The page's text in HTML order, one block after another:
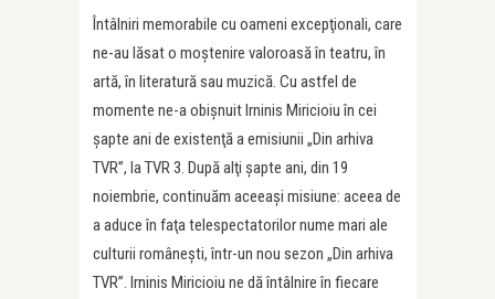
Întâlniri memorabile cu oameni excepţionali, care
ne-au lăsat o moştenire valoroasă în teatru, în
artă, în literatură sau muzică. Cu astfel de
momente ne-a obişnuit Irninis Miricioiu în cei
şapte ani de existenţă a emisiunii „Din arhiva
TVR”, la TVR 3. După alţi şapte ani, din 19
noiembrie, continuăm aceeaşi misiune: aceea de
a aduce în faţa telespectatorilor nume mari ale
culturii româneşti, într-un nou sezon „Din arhiva
TVR”. Irninis Miricioiu ne dă întâlnire în fiecare